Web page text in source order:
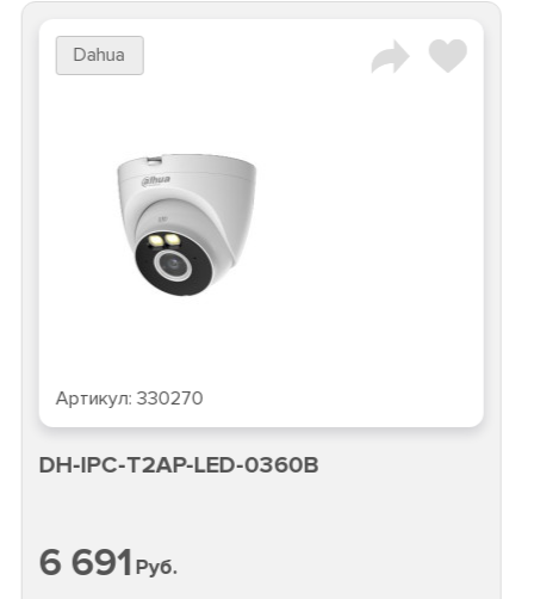
Dahua
Артикул:330270
DH-IPC-T2AP-LED-0360B
6 691Руб.